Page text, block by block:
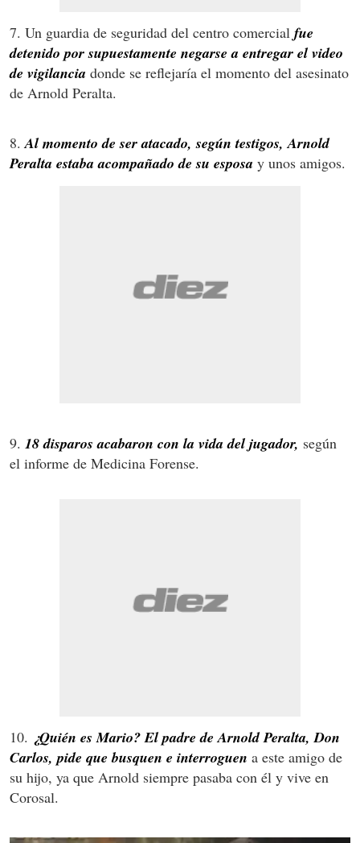
7. Un guardia de seguridad del centro comercial fue
detenido por supuestamente negarse a entregar el video
de vigilancia donde se reflejaría el momento del asesinato
de Arnold Peralta.
8.Al momento de ser atacado, según testigos, Arnold
Peralta estaba acompañado de su esposa y unos amigos.
9. 18 disparos acabaron con la vida del jugador, según
el informe de Medicina Forense.
10. ¿Quién es Mario? El padre de Arnold Peralta, Don
Carlos, pide que busquen e interroguen a este amigo de
su hijo, ya que Arnold siempre pasaba con él y vive en
Corosal.